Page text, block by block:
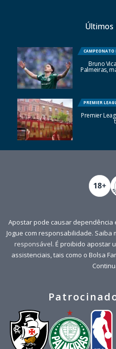
Últimos
CAMPEONATO
Bruno
Palmeiras,
PREMIER
Premier
Apostar pode causar dependência
Jogue com responsabilidade.
responsável. É proibido apostar
assistenciais, tais como o Bolsa